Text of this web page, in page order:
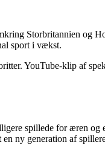
Storbritannien og
sport i vækst.
YouTube-klip af
spillede for æren
ny generation af